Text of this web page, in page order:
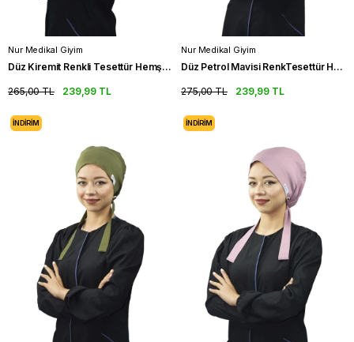
Nur Medikal Giyim
Düz Kiremit Renkli Tesettür Hemşire Bonesi Doktor Cerrahi Bone
239,99 TL
265,00 TL
Nur Medikal Giyim
Düz Petrol Mavisi RenkTesettür Hemşire Bonesi Doktor Cerrahi Bone
239,99 TL
275,00 TL
İNDIRIM İNDIRIM